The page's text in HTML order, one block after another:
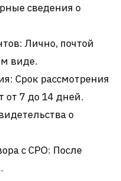
сведения о
Лично, почтой
виде.
Срок рассмотрения
от 7 до 14 дней.
о
с СРО: После